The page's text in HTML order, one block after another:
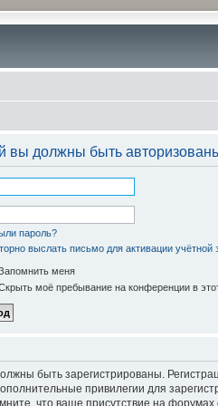
вы должны быть
пароль?
выслать письмо для активации учётной
меня
моё пребывание на конференции в
быть зарегистрированы.
привилегии для
что ваше присутствие на форумах